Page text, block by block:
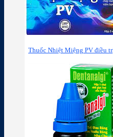
Thuốc Nhiệt Miệng PV điều